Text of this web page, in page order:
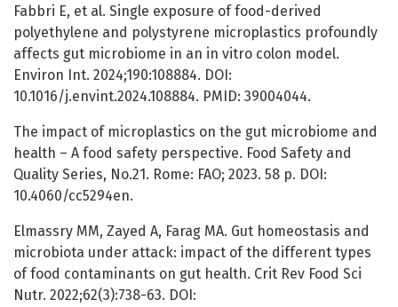
Fabbri E, et al. Single exposure of food-derived
polyethylene and polystyrene microplastics profoundly
affects gut microbiome in an in vitro colon model.
Environ Int. 2024;190:108884. DOI:
10.1016/j.envint.2024.108884. PMID: 39004044.
The impact of microplastics on the gut microbiome and
health – A food safety perspective. Food Safety and
Quality Series, No.21. Rome: FAO; 2023. 58 p. DOI:
10.4060/cc5294en.
Elmassry MM, Zayed A, Farag MA. Gut homeostasis and
microbiota under attack: impact of the different types
of food contaminants on gut health. Crit Rev Food Sci
Nutr. 2022;62(3):738-63. DOI: